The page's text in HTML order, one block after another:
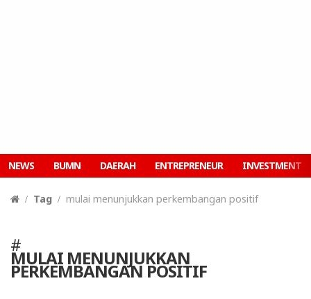
NEWS BUMN DAERAH ENTREPRENEUR INVESTMENT
Tag mulai menunjukkan perkembangan positif
#
MULAI MENUNJUKKAN
PERKEMBANGAN POSITIF